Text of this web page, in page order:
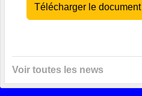
Télécharger le document
Voir toutes les news